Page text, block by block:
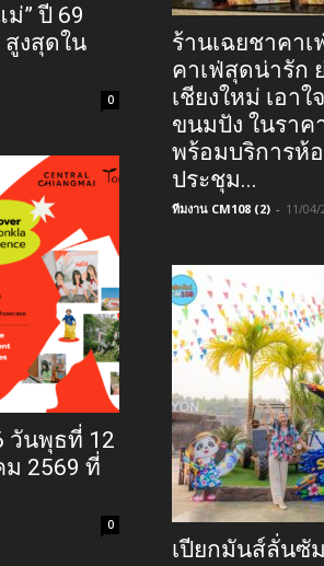
” ปี 69
สูงสุดใน
0
วันพุธที่ 12
2569 ที่
0
ร้านเฉยชาคาเ
คาเฟ่สุดน่ารัก
เชียงใหม่ เอา
ขนมปัง ในราค
พร้อมบริการห้
ประชุม...
ทีมงาน CM108 (2) - 11/04/
เปียกมันส์ลั่นซั